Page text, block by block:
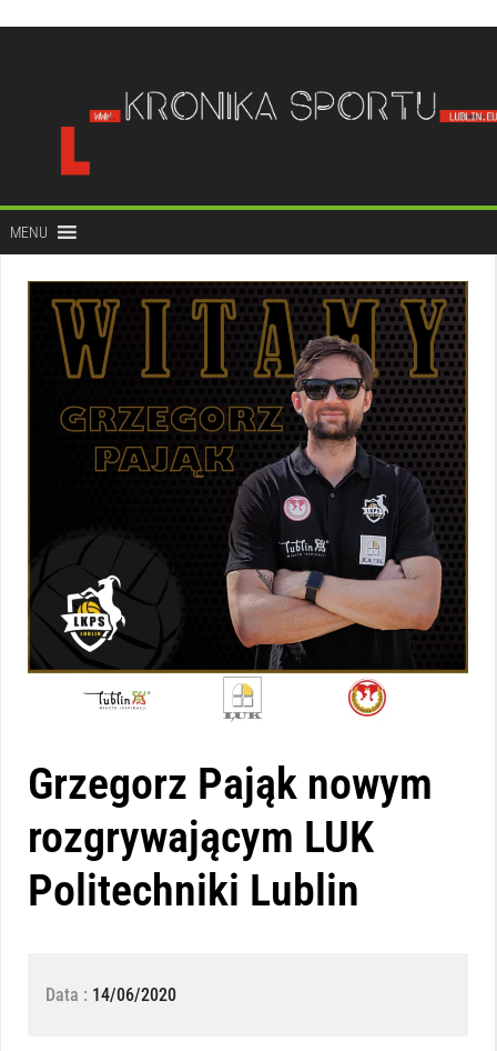
treści
MENU
Grzegorz Pająk nowym
rozgrywającym LUK
Politechniki Lublin
Data : 14/06/2020